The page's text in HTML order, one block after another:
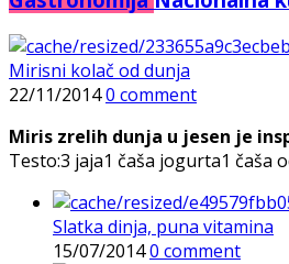
Mirisni kolač od dunja
22/11/20140 comment
Miris zrelih dunja u jesen je
Testo:3 jaja1 čaša jogurta1 čaša
Slatka dinja, puna vitamina
15/07/20140 comment